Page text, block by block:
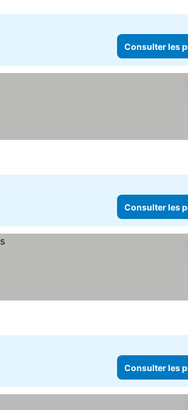
Consulter les
Consulter les
Consulter les